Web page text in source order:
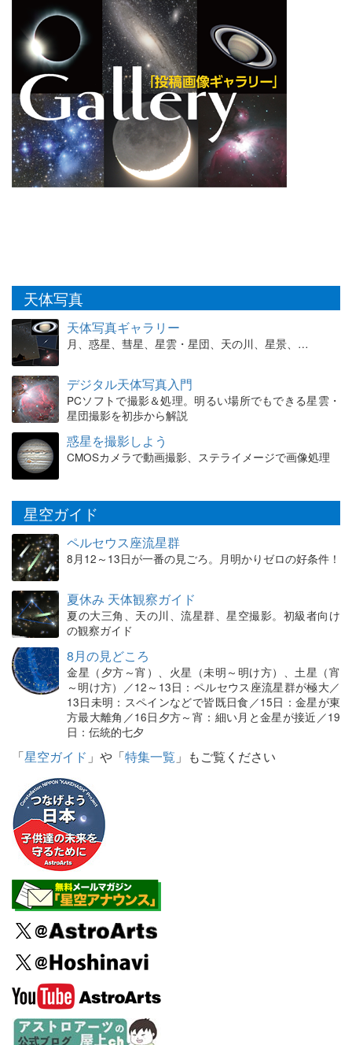
天体写真
天体写真ギャラリー
月、惑星、彗星、星雲・星団、天の川、星景、…
デジタル天体写真入門
PCソフトで撮影＆処理。明るい場所でもできる星雲・
星団撮影を初歩から解説
惑星を撮影しよう
CMOSカメラで動画撮影、ステライメージで画像処理
星空ガイド
ペルセウス座流星群
8月12～13日が一番の見ごろ。月明かりゼロの好条件！
夏休み 天体観察ガイド
夏の大三角、天の川、流星群、星空撮影。初級者向け
の観察ガイド
8月の見どころ
金星（夕方～宵）、火星（未明～明け方）、土星（宵
～明け方）／12～13日：ペルセウス座流星群が極大／
13日未明：スペインなどで皆既日食／15日：金星が東
方最大離角／16日夕方～宵：細い月と金星が接近／19
日：伝統的七夕
「星空ガイド 」や「特集一覧 」もご覧ください